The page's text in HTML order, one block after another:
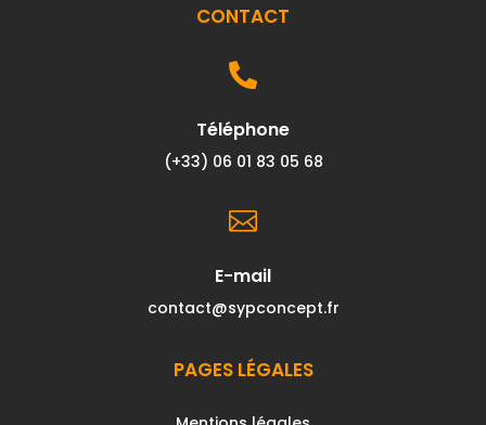
CONTACT

Téléphone
(+33) 06 01 83 05 68

E-mail
contact@sypconcept.fr
PAGES LÉGALES